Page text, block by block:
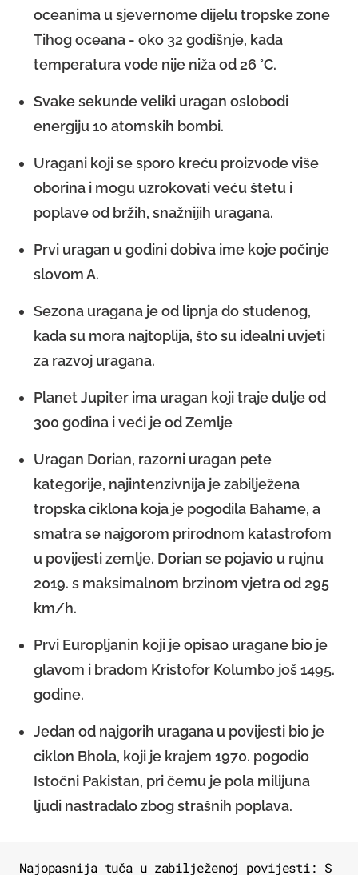
oceanima u sjevernome dijelu tropske zone
Tihog oceana - oko 32 godišnje, kada
temperatura vode nije niža od 26 °C.
Svake sekunde veliki uragan oslobodi
energiju 10 atomskih bombi.
Uragani koji se sporo kreću proizvode više
oborina i mogu uzrokovati veću štetu i
poplave od bržih, snažnijih uragana.
Prvi uragan u godini dobiva ime koje počinje
slovom A.
Sezona uragana je od lipnja do studenog,
kada su mora najtoplija, što su idealni uvjeti
za razvoj uragana.
Planet Jupiter ima uragan koji traje dulje od
300 godina i veći je od Zemlje
Uragan Dorian, razorni uragan pete
kategorije, najintenzivnija je zabilježena
tropska ciklona koja je pogodila Bahame, a
smatra se najgorom prirodnom katastrofom
u povijesti zemlje. Dorian se pojavio u rujnu
2019. s maksimalnom brzinom vjetra od 295
km/h.
Prvi Europljanin koji je opisao uragane bio je
glavom i bradom Kristofor Kolumbo još 1495.
godine.
Jedan od najgorih uragana u povijesti bio je
ciklon Bhola, koji je krajem 1970. pogodio
Istočni Pakistan, pri čemu je pola milijuna
ljudi nastradalo zbog strašnih poplava.
Najopasnija tuča u zabilježenoj povijesti: S